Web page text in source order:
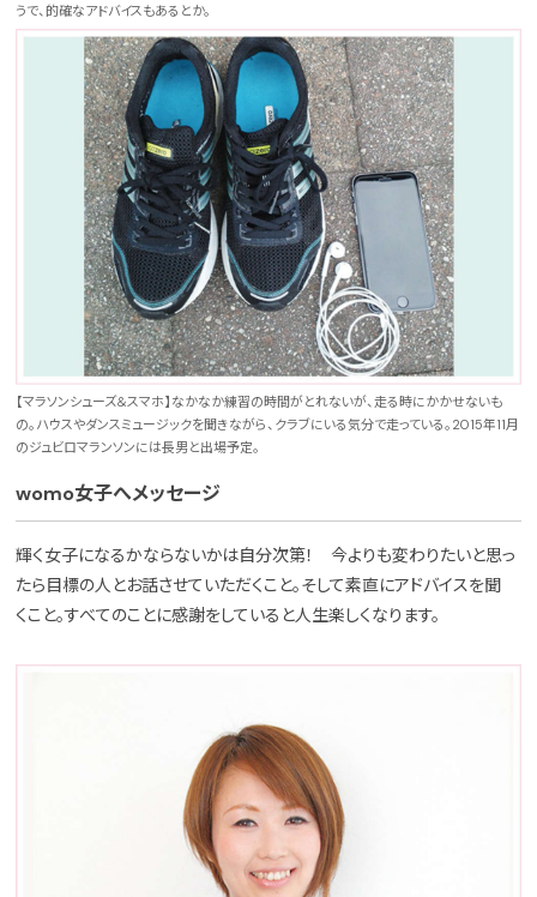
うで、的確なアドバイスもあるとか。
【マラソンシューズ＆スマホ】なかなか練習の時間がとれないが、走る時にかかせないも
の。ハウスやダンスミュージックを聞きながら、クラブにいる気分で走っている。2015年11月
のジュビロマランソンには長男と出場予定。
womo女子へメッセージ
輝く女子になるかならないかは自分次第！ 今よりも変わりたいと思っ
たら目標の人とお話させていただくこと。そして素直にアドバイスを聞
くこと。すべてのことに感謝をしていると人生楽しくなります。